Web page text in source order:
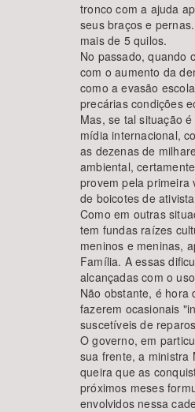
tronco com a ajuda
seus braços e
mais de 5 quilos.
No passado, quando
com o aumento da
como a evasão
precárias condições
Mas, se tal situação
mídia internacional,
as dezenas de
ambiental,
provem pela primeira
de boicotes de
Como em outras
tem fundas raízes
meninos e meninas,
Família. A essas
alcançadas com o
Não obstante, é hora
fazerem ocasionais
suscetíveis de
O governo, em
sua frente, a ministra
queira que as
próximos meses
envolvidos nessa